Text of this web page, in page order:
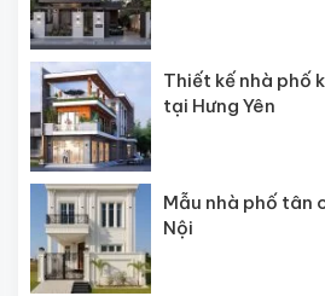
Thiết kế nhà phố
tại Hưng Yên
Mẫu nhà phố tân
Nội